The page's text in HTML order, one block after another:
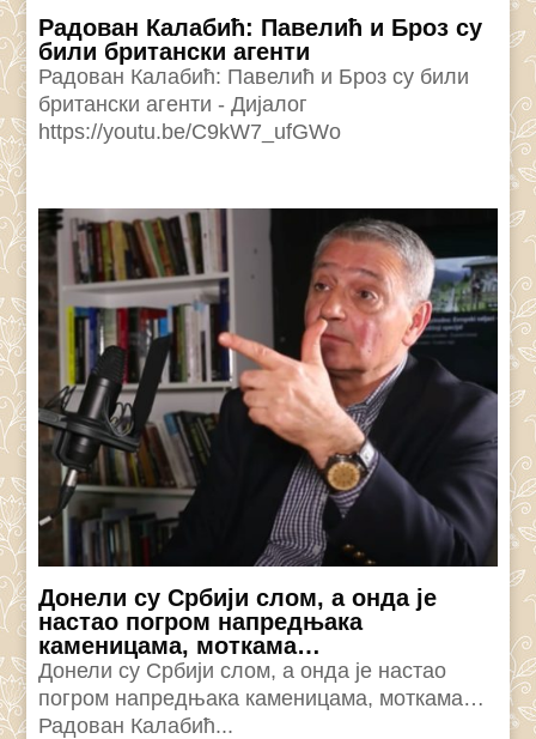
Радован Калабић: Павелић и Броз су
били британски агенти
Радован Калабић: Павелић и Броз су били
британски агенти - Дијалог
https://youtu.be/C9kW7_ufGWo
Донели су Србији слом, а онда је
настао погром напредњака
каменицама, моткама…
Донели су Србији слом, а онда је настао
погром напредњака каменицама, моткама…
Радован Калабић...